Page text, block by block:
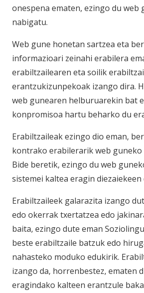
onespena ematen, ezingo du web
nabigatu.
Web gune honetan sartzea eta
informazioari zeinahi erabilera
erabiltzailearen eta soilik
erantzukizunpekoak izango dira.
web gunearen helburuarekin bat
konpromisoa hartu beharko du
Erabiltzaileak ezingo dio eman,
kontrako erabilerarik web
Bide beretik, ezingo du web
sistemei kaltea eragin
Erabiltzaileek galarazita izango
edo okerrak txertatzea edo
baita, ezingo dute eman
beste erabiltzaile batzuk edo
nahasteko moduko edukirik.
izango da, horrenbestez, ematen
eragindako kalteen erantzule